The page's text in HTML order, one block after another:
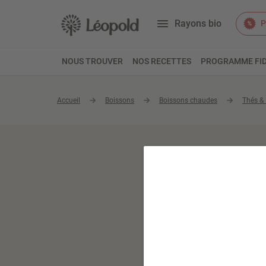
Rayons bio
NOUS TROUVER NOS RECETTES PROGRAMME
Accueil Boissons Boissons chaudes Thés